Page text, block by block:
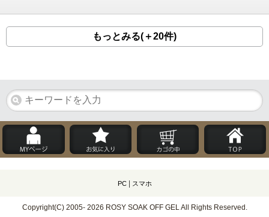
もっとみる(＋20件)
PC| スマホ
Copyright(C) 2005- 2026 ROSY SOAK OFF GEL All Rights Reserved.